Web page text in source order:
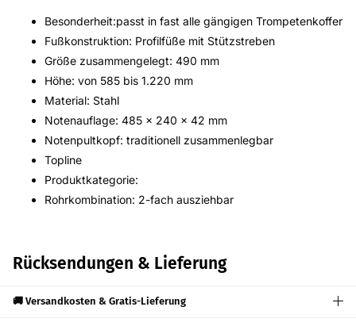
Besonderheit:passt in fast alle gängigen Trompetenkoffer
Fußkonstruktion: Profilfüße mit Stützstreben
Größe zusammengelegt: 490 mm
Höhe: von 585 bis 1.220 mm
Material: Stahl
Notenauflage: 485 x 240 x 42 mm
Notenpultkopf: traditionell zusammenlegbar
Topline
Produktkategorie:
Rohrkombination: 2-fach ausziehbar
Rücksendungen & Lieferung
🚚 Versandkosten & Gratis-Lieferung